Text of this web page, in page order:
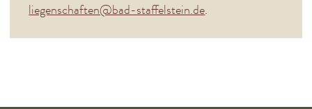
liegenschaften@bad-staffelstein.de.